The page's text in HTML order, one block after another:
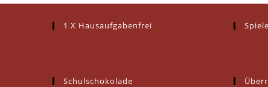
1 X Hausaufgabenfrei
Schulschokolade